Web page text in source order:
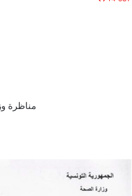
مناظرة